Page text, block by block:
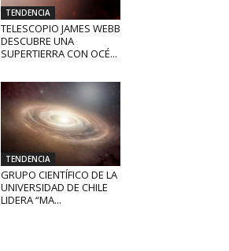
TENDENCIA
TELESCOPIO JAMES WEBB
DESCUBRE UNA
SUPERTIERRA CON OCÉ...
TENDENCIA
GRUPO CIENTÍFICO DE LA
UNIVERSIDAD DE CHILE
LIDERA “MA...